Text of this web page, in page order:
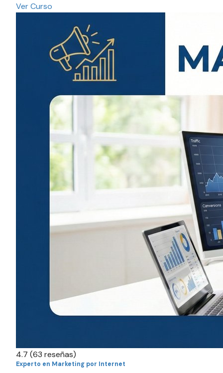
Ver Curso
4.7(63 reseñas)
Experto en Marketing por Internet